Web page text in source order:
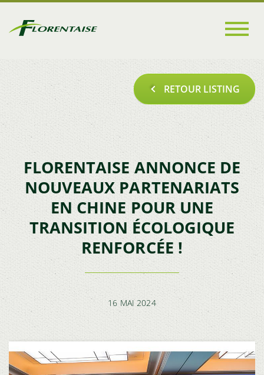
Go to
main
RETOUR LISTING
FLORENTAISE ANNONCE DE
NOUVEAUX PARTENARIATS
EN CHINE POUR UNE
TRANSITION ÉCOLOGIQUE
RENFORCÉE !
16 MAI 2024